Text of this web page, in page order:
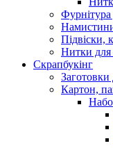
Фурнітура
Підвіски,
Нитки
Скрапбукінг
Заготовки
Картон,